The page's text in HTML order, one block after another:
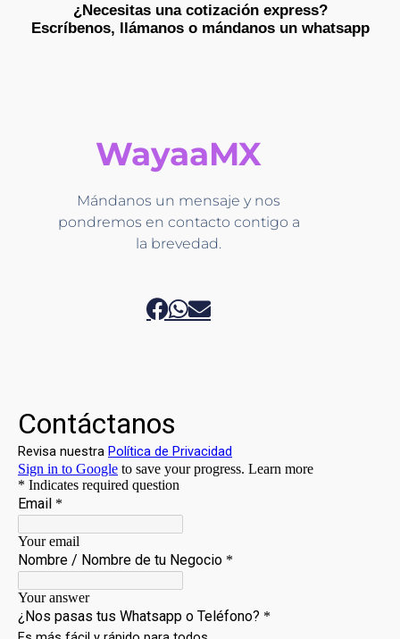
¿Necesitas una cotización express?
Escríbenos, llámanos o mándanos un whatsapp​
WayaaMX
Mándanos un mensaje y nos
pondremos en contacto contigo a
la brevedad.